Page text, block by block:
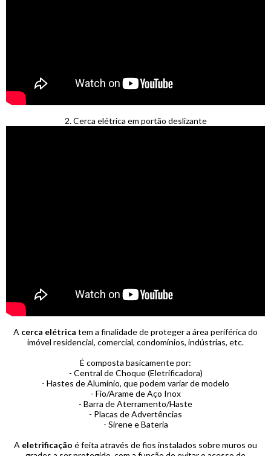
2. Cerca elétrica em portão deslizante
A cerca elétrica tem a finalidade de proteger a área periférica do
imóvel residencial, comercial, condomínios, indústrias, etc.
É composta basicamente por:
- Central de Choque (Eletrificadora)
- Hastes de Alumínio, que podem variar de modelo
- Fio/Arame de Aço Inox
- Barra de Aterramento/Haste
- Placas de Advertências
- Sirene e Bateria
A eletrificação é feita através de fios instalados sobre muros ou